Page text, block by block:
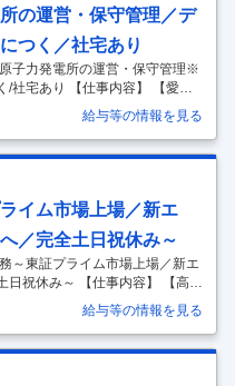
の運営・保守管理／デ
つく／社宅あり
子力発電所の運営・保守管理※
社宅あり 【仕事内容】 【愛媛
管理※デスクワーク中心◆専門
内容】 ～未経験OK／四国の重
が身につく／各種手当や研修な
ことができる環境～ ■業務内
保守・点検 ◇原子燃料、炉心管
の計画 ◇放射線管理等の業務な
になります。 【変更の範囲：
給与等の情報を見る
イム市場上場／新エ
／完全土日祝休み～
～東証プライム市場上場／新エ
日祝休み～ 【仕事内容】 【高
場／新エネ・国際事業でさらな
仕事内容】 ■業務内容： 同社に
ガス(LNG)、石油等の燃料の調
す。具体的には下記業務となり
船業務 ・燃料の在庫管理 ・
給与等の情報を見る